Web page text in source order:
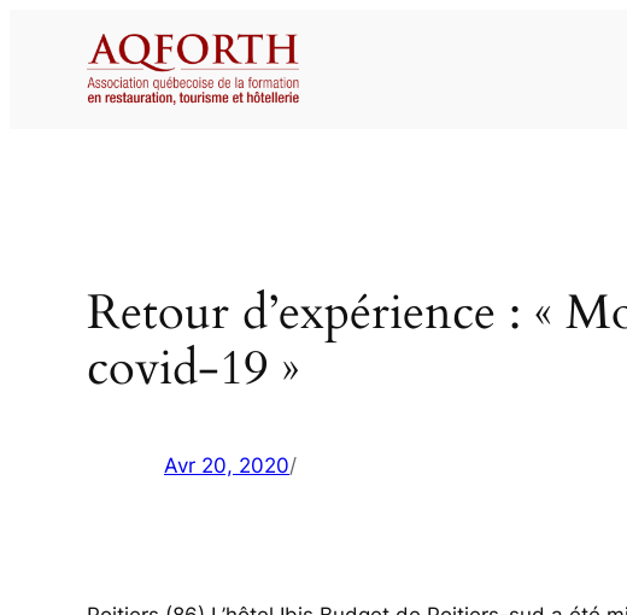
Retour d’expérience : «
covid-19 »
Avr 20, 2020/